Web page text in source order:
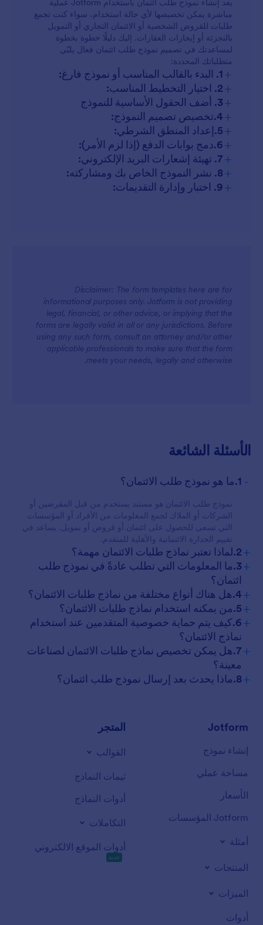
ائتمان متجر البيع بالتجزئة:
تمويل السيارات:
تأجير العقارات:
البيع بالتجزئة مقابل السيارات:
طلبات الإيجار:
يعد إنشاء نموذج طلب ائتمان باستخدام Jotform عملية
مباشرة يمكن تخصيصها لأي حالة استخدام، سواء كنت تجمع
طلبات للقروض الشخصية أو الائتمان التجاري أو التمويل
بالتجزئة أو إيجارات العقارات. إليك دليلًا خطوة بخطوة
لمساعدتك في تصميم نموذج طلب ائتمان فعال يلبّي
متطلباتك المحددة:
+ 1. البدء بالقالب المناسب أو نموذج فارغ:
+2. اختيار التخطيط المناسب:
+3. أضف الحقول الأساسية للنموذج
+4.تخصيص تصميم النموذج:
+5.إعداد المنطق الشرطي:
+6.دمج بوابات الدفع (إذا لزم الأمر):
+7. تهيئة إشعارات البريد الإلكتروني:
+8. نشر النموذج الخاص بك ومشاركته:
+9. اختبار وإدارة التقديمات:
Disclaimer: The form templates here are for
informational purposes only. Jotform is not providing
legal, financial, or other advice, or implying that the
forms are legally valid in all or any jurisdictions. Before
using any such form, consult an attorney and/or other
applicable professionals to make sure that the form
meets your needs, legally and otherwise.
الأسئلة الشائعة
- 1.ما هو نموذج طلب الائتمان؟
نموذج طلب الائتمان هو مستند يستخدم من قبل المقرضين أو
الشركات أو الملاك لجمع المعلومات من الأفراد أو المؤسسات
التي تسعى للحصول على ائتمان أو قروض أو تمويل. يساعد في
تقييم الجدارة الائتمانية والأهلية للمتقدم.
+2.لماذا تعتبر نماذج طلبات الائتمان مهمة؟
+
3.ما المعلومات التي تطلب عادةً في نموذج طلب
ائتمان؟
+4.هل هناك أنواع مختلفة من نماذج طلبات الائتمان؟
+5.من يمكنه استخدام نماذج طلبات الائتمان؟
+
6.كيف يتم حماية خصوصية المتقدمين عند استخدام
نماذج الائتمان؟
+
7.هل يمكن تخصيص نماذج طلبات الائتمان لصناعات
معينة؟
+8.ماذا يحدث بعد إرسال نموذج طلب ائتمان؟
Jotform
إنشاء نموذج
مساحة عملي
الأسعار
Jotform المؤسسات
أمثلة
المنتجات
الميزات
أدوات
المتجر
القوالب
ثيمات النماذج
أدوات النماذج
التكاملات
أدوات الموقع الالكتروني
جديد